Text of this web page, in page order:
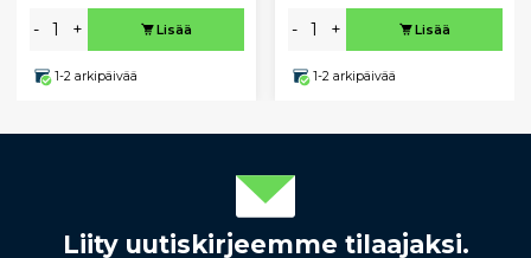
- + Lisää
1-2 arkipäivää
- + Lisää
1-2 arkipäivää
Liity uutiskirjeemme tilaajaksi.